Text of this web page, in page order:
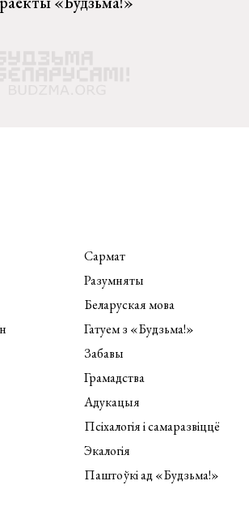
Сармат
Разумняты
Беларуская мова
Гатуем з «Будзьма!»
Забавы
Грамадства
Адукацыя
Псіхалогія і самаразвіццё
Экалогія
Паштоўкі ад «Будзьма!»